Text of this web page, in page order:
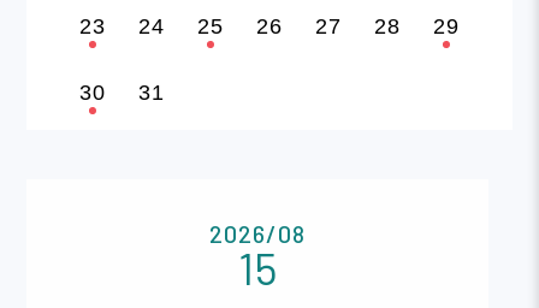
2026/08
15
23 24 25 26 27 28 29
30 31